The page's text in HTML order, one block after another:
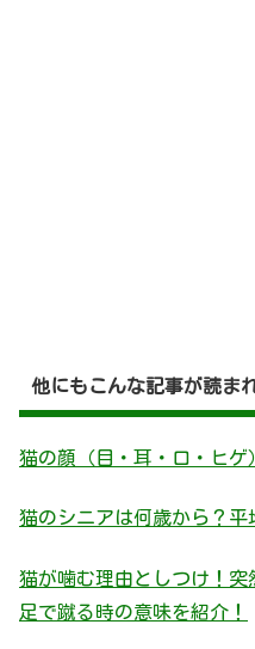
他にもこんな記事が読ま
猫の顔（目・耳・口・ヒゲ
猫のシニアは何歳から？平
猫が噛む理由としつけ！
足で蹴る時の意味を紹介！